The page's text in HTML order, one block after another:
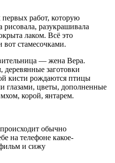
работ, которую
разукрашивала
лаком. Всё это
вот стамесочками.
— жена Вера.
деревянные заготовки
кисти рождаются птицы
глазами, цветы, дополненные
корой, янтарем.
обычно
на телефоне какое-
и сижу